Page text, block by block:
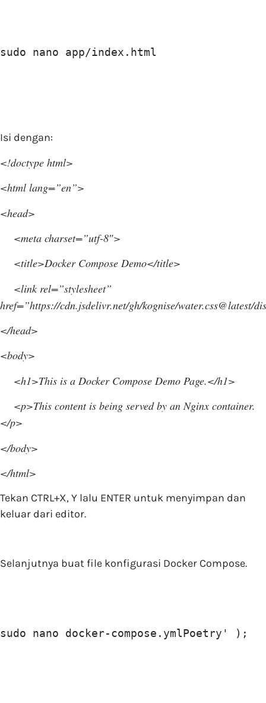
sudo nano app/index.html
Isi dengan:
<!doctype html>
<html lang=”en”>
<head>
<meta charset=”utf-8″>
<title>Docker Compose Demo</title>
<link rel=”stylesheet”
href=”https://cdn.jsdelivr.net/gh/kognise/water.css@latest/
</head>
<body>
<h1>This is a Docker Compose Demo Page.</h1>
<p>This content is being served by an Nginx container.
</p>
</body>
</html>
Tekan CTRL+X, Y lalu ENTER untuk menyimpan dan
keluar dari editor.
Selanjutnya buat file konfigurasi Docker Compose.
sudo nano docker-compose.ymlPoetry' );